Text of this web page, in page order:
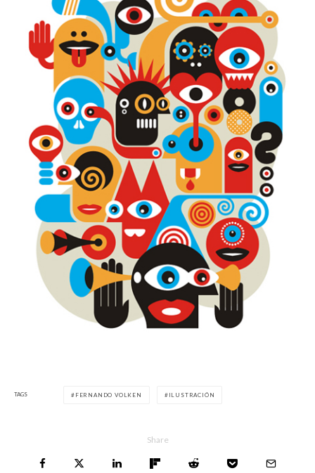
TAGS FERNANDO VOLKEN ILUSTRACIÓN
Share